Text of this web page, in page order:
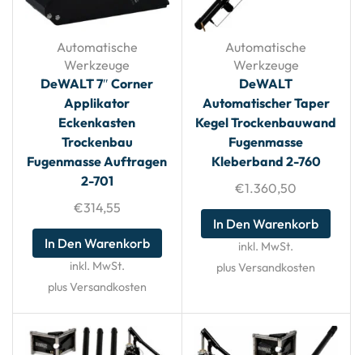
Automatische
Werkzeuge
DeWALT 7″ Corner
Applikator
Eckenkasten
Trockenbau
Fugenmasse Auftragen
2-701
€314,55
In Den Warenkorb
inkl. MwSt.
plus Versandkosten
Automatische
Werkzeuge
DeWALT
Automatischer Taper
Kegel Trockenbauwand
Fugenmasse
Kleberband 2-760
€1.360,50
In Den Warenkorb
inkl. MwSt.
plus Versandkosten